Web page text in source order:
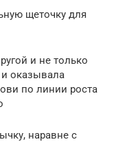
щеточку для
и не только
оказывала
по линии роста
наравне с